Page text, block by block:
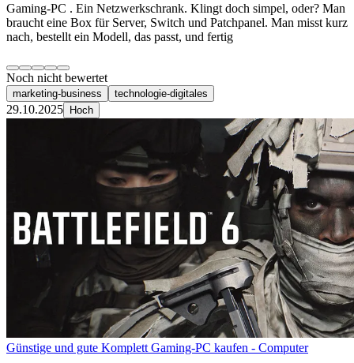
Gaming-PC . Ein Netzwerkschrank. Klingt doch simpel, oder? Man
braucht eine Box für Server, Switch und Patchpanel. Man misst kurz
nach, bestellt ein Modell, das passt, und fertig
Noch nicht bewertet
marketing-business technologie-digitales
29.10.2025 Hoch
Günstige und gute Komplett Gaming-PC kaufen - Computer